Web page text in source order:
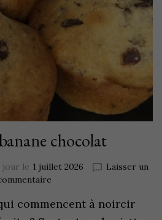
chocolat
jour le 1 juillet 2026
Laisser un
commencent à noircir